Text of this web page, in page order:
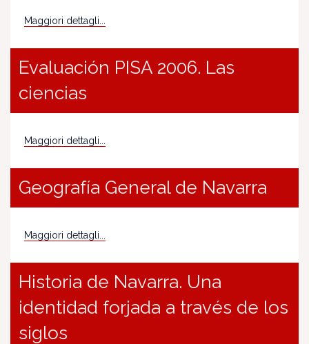
Maggiori dettagli...
Evaluación PISA 2006. Las
ciencias
Maggiori dettagli...
Geografía General de Navarra
Maggiori dettagli...
Historia de Navarra. Una
identidad forjada a través de los
siglos